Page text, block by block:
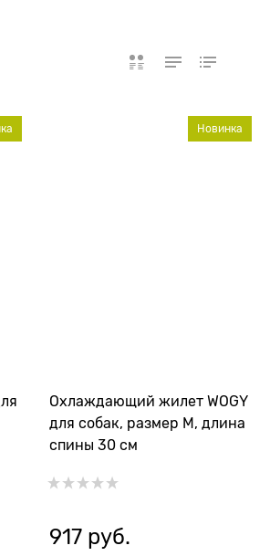
Охлаждающий жилет WOGY
для собак, размер M, длина
спины 30 см
Новинка
917 руб.